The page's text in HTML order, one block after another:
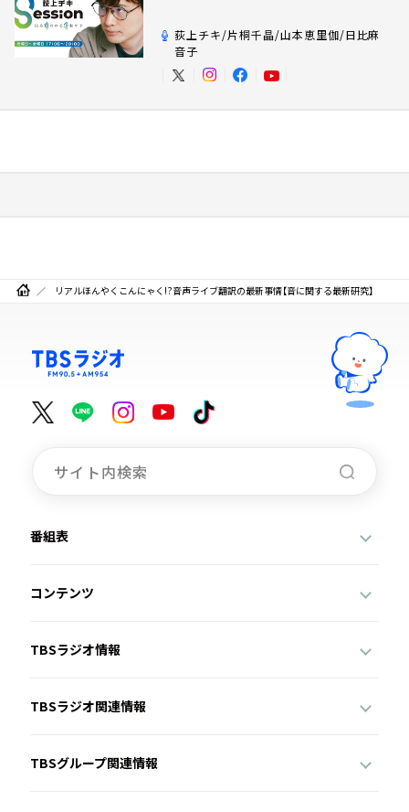
荻上チキ/片桐千晶/山本恵里伽/日比麻
音子
リアルほんやくこんにゃく!?音声ライブ翻訳の最新事情【音に関する最新研究】
番組表
コンテンツ
TBSラジオ情報
TBSラジオ関連情報
TBSグループ関連情報